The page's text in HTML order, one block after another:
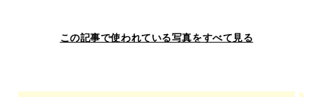
この記事で使われている写真をすべて見る